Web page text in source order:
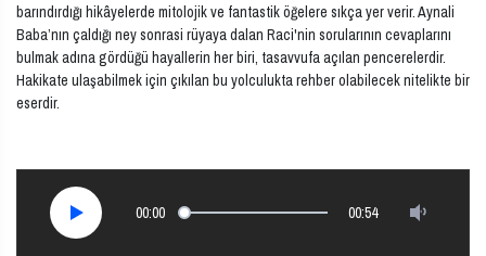
barındırdığı hikâyelerde mitolojik ve fantastik öğelere sıkça yer verir. Aynali
Baba’nın çaldığı ney sonrasi rüyaya dalan Raci'nin sorularının cevaplarını
bulmak adına gördüğü hayallerin her biri, tasavvufa açılan pencerelerdir.
Hakikate ulaşabilmek için çıkılan bu yolculukta rehber olabilecek nitelikte bir
eserdir.
00:00 00:54